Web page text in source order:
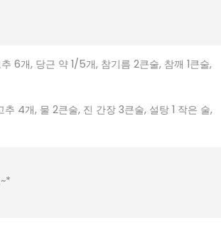
6개, 당근 약 1/5개, 참기름 2큰술, 참깨 1큰술,
추 4개, 물 2큰술, 진 간장 3큰술, 설탕 1 작은 술,